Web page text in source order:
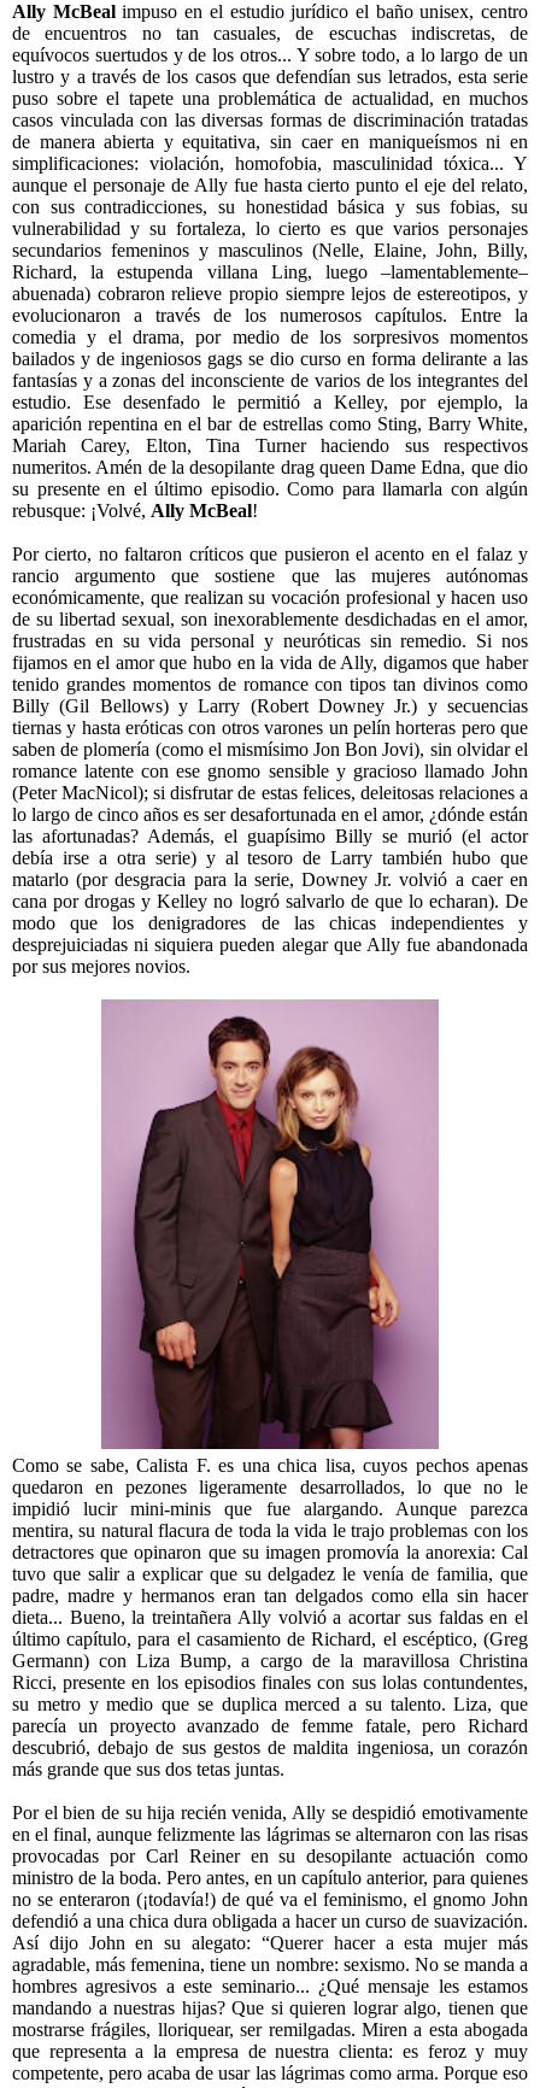
Ally McBealimpuso en el estudio jurídico el baño unisex, centro
de encuentros no tan casuales, de escuchas indiscretas, de
equívocos suertudos y de los otros... Y sobre todo, a lo largo de un
lustro y a través de los casos que defendían sus letrados, esta serie
puso sobre el tapete una problemática de actualidad, en muchos
casos vinculada con las diversas formas de discriminación tratadas
de manera abierta y equitativa, sin caer en maniqueísmos ni en
simplificaciones: violación, homofobia, masculinidad tóxica... Y
aunque el personaje de Ally fue hasta cierto punto el eje del relato,
con sus contradicciones, su honestidad básica y sus fobias, su
vulnerabilidad y su fortaleza, lo cierto es que varios personajes
secundarios femeninos y masculinos (Nelle, Elaine, John, Billy,
Richard, la estupenda villana Ling, luego –lamentablemente–
abuenada) cobraron relieve propio siempre lejos de estereotipos, y
evolucionaron a través de los numerosos capítulos. Entre la
comedia y el drama, por medio de los sorpresivos momentos
bailados y de ingeniosos gags se dio curso en forma delirante a las
fantasías y a zonas del inconsciente de varios de los integrantes del
estudio. Ese desenfado le permitió a Kelley, por ejemplo, la
aparición repentina en el bar de estrellas como Sting, Barry White,
Mariah Carey, Elton, Tina Turner haciendo sus respectivos
numeritos. Amén de la desopilante drag queen Dame Edna, que dio
su presente en el último episodio. Como para llamarla con algún
rebusque: ¡Volvé, Ally McBeal!
Por cierto, no faltaron críticos que pusieron el acento en el falaz y
rancio argumento que sostiene que las mujeres autónomas
económicamente, que realizan su vocación profesional y hacen uso
de su libertad sexual, son inexorablemente desdichadas en el amor,
frustradas en su vida personal y neuróticas sin remedio. Si nos
fijamos en el amor que hubo en la vida de Ally, digamos que haber
tenido grandes momentos de romance con tipos tan divinos como
Billy (Gil Bellows) y Larry (Robert Downey Jr.) y secuencias
tiernas y hasta eróticas con otros varones un pelín horteras pero que
saben de plomería (como el mismísimo Jon Bon Jovi), sin olvidar el
romance latente con ese gnomo sensible y gracioso llamado John
(Peter MacNicol); si disfrutar de estas felices, deleitosas relaciones a
lo largo de cinco años es ser desafortunada en el amor, ¿dónde están
las afortunadas? Además, el guapísimo Billy se murió (el actor
debía irse a otra serie) y al tesoro de Larry también hubo que
matarlo (por desgracia para la serie, Downey Jr. volvió a caer en
cana por drogas y Kelley no logró salvarlo de que lo echaran). De
modo que los denigradores de las chicas independientes y
desprejuiciadas ni siquiera pueden alegar que Ally fue abandonada
por sus mejores novios.
Como se sabe, Calista F. es una chica lisa, cuyos pechos apenas
quedaron en pezones ligeramente desarrollados, lo que no le
impidió lucir mini-minis que fue alargando. Aunque parezca
mentira, su natural flacura de toda la vida le trajo problemas con los
detractores que opinaron que su imagen promovía la anorexia: Cal
tuvo que salir a explicar que su delgadez le venía de familia, que
padre, madre y hermanos eran tan delgados como ella sin hacer
dieta... Bueno, la treintañera Ally volvió a acortar sus faldas en el
último capítulo, para el casamiento de Richard, el escéptico, (Greg
Germann) con Liza Bump, a cargo de la maravillosa Christina
Ricci, presente en los episodios finales con sus lolas contundentes,
su metro y medio que se duplica merced a su talento. Liza, que
parecía un proyecto avanzado de femme fatale, pero Richard
descubrió, debajo de sus gestos de maldita ingeniosa, un corazón
más grande que sus dos tetas juntas.
Por el bien de su hija recién venida, Ally se despidió emotivamente
en el final, aunque felizmente las lágrimas se alternaron con las risas
provocadas por Carl Reiner en su desopilante actuación como
ministro de la boda. Pero antes, en un capítulo anterior, para quienes
no se enteraron (¡todavía!) de qué va el feminismo, el gnomo John
defendió a una chica dura obligada a hacer un curso de suavización.
Así dijo John en su alegato: “Querer hacer a esta mujer más
agradable, más femenina, tiene un nombre: sexismo. No se manda a
hombres agresivos a este seminario... ¿Qué mensaje les estamos
mandando a nuestras hijas? Que si quieren lograr algo, tienen que
mostrarse frágiles, lloriquear, ser remilgadas. Miren a esta abogada
que representa a la empresa de nuestra clienta: es feroz y muy
competente, pero acaba de usar las lágrimas como arma. Porque eso